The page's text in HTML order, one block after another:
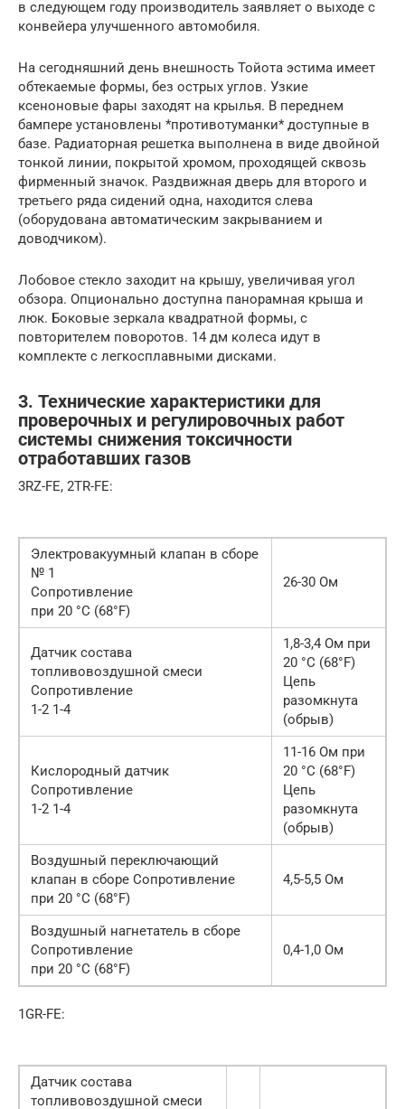
в следующем году производитель заявляет о выходе с
конвейера улучшенного автомобиля.
На сегодняшний день внешность Тойота эстима имеет
обтекаемые формы, без острых углов. Узкие
ксеноновые фары заходят на крылья. В переднем
бампере установлены *противотуманки* доступные в
базе. Радиаторная решетка выполнена в виде двойной
тонкой линии, покрытой хромом, проходящей сквозь
фирменный значок. Раздвижная дверь для второго и
третьего ряда сидений одна, находится слева
(оборудована автоматическим закрыванием и
доводчиком).
Лобовое стекло заходит на крышу, увеличивая угол
обзора. Опционально доступна панорамная крыша и
люк. Боковые зеркала квадратной формы, с
повторителем поворотов. 14 дм колеса идут в
комплекте с легкосплавными дисками.
3. Технические характеристики для
проверочных и регулировочных работ
системы снижения токсичности
отработавших газов
3RZ-FE, 2TR-FE:
Электровакуумный клапан в сборе
№ 1
Сопротивление
при 20 °C (68°F)
26-30 Ом
Датчик состава
топливовоздушной смеси
Сопротивление
1-2 1-4
1,8-3,4 Ом при
20 °C (68°F)
Цепь
разомкнута
(обрыв)
Кислородный датчик
Сопротивление
1-2 1-4
11-16 Ом при
20 °C (68°F)
Цепь
разомкнута
(обрыв)
Воздушный переключающий
клапан в сборе Сопротивление
при 20 °C (68°F)
4,5-5,5 Ом
Воздушный нагнетатель в сборе
Сопротивление
при 20 °C (68°F)
0,4-1,0 Ом
1GR-FE:
Датчик состава
топливовоздушной смеси